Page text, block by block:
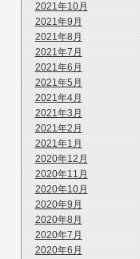
2021年10月
2021年9月
2021年8月
2021年7月
2021年6月
2021年5月
2021年4月
2021年3月
2021年2月
2021年1月
2020年12月
2020年11月
2020年10月
2020年9月
2020年8月
2020年7月
2020年6月